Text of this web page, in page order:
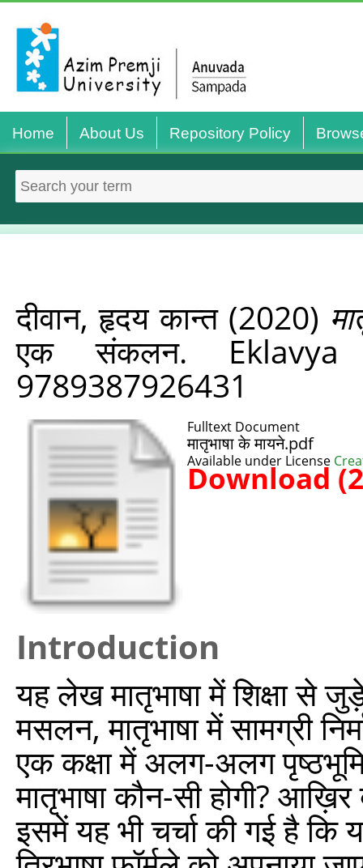
Home About Us Repository Policy
दीवान, हृदय कान्त(2020)
एक संकलन. Eklavya
9789387926431
Fulltext Document
मातृभाषा के मायने.pdf
Available under License
Download
Introduction
यह लेख मातृभाषा में शिक्षा से
मसलन, मातृभाषा में सामग्री
एक कक्षा में अलग-अलग
मातृभाषा कौन-सी होगी?
इसमें यह भी चर्चा की गई है